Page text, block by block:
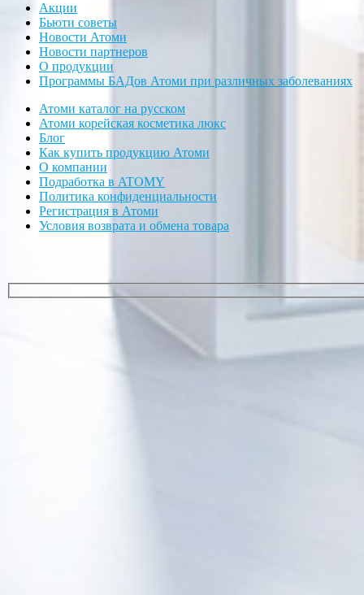
Акции
Бьюти советы
Новости Атоми
Новости партнеров
О продукции
Программы БАДов Атоми при различных заболеваниях
Атоми каталог на русском
Атоми корейская косметика люкс
Блог
Как купить продукцию Атоми
О компании
Подработка в ATOMY
Политика конфиденциальности
Регистрация в Атоми
Условия возврата и обмена товара